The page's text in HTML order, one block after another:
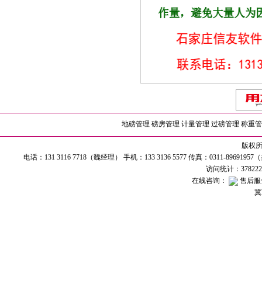
地磅管理 磅房管理 计量管理 过磅管理 称重
版权
电话：131 3116 7718（魏经理） 手机：133 3136 5577 传真：0311-
访问统计：
在线咨询：
售后